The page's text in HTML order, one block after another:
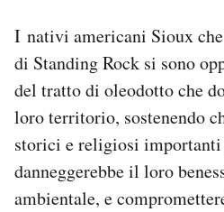
I nativi americani Sioux
di Standing Rock si sono
del tratto di oleodotto che
loro territorio, sostenendo
storici e religiosi
danneggerebbe il loro
ambientale, e